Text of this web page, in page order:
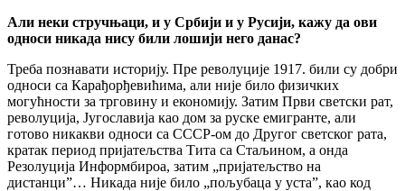
Али неки стручњаци, и у Србији и у Русији, кажу да ови
односи никада нису били лошији него данас?
Треба познавати историју. Пре револуције 1917. били су добри
односи са Карађорђевићима, али није било физичких
могућности за трговину и економију. Затим Први светски рат,
револуција, Југославија као дом за руске емигранте, али
готово никакви односи са СССР-ом до Другог светског рата,
кратак период пријатељства Тита са Стаљином, а онда
Резолуција Информбироа, затим „пријатељство на
дистанци”… Никада није било „пољубаца у уста”, као код